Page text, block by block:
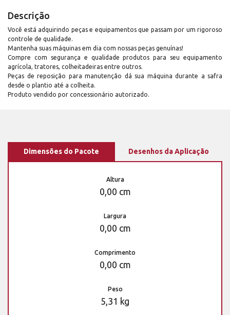
Descrição
Você está adquirindo peças e equipamentos que passam por um rigoroso
controle de qualidade.
Mantenha suas máquinas em dia com nossas peças genuínas!
Compre com segurança e qualidade produtos para seu equipamento
agrícola, tratores, colheitadeiras entre outros.
Peças de reposição para manutenção dá sua máquina durante a safra
desde o plantio até a colheita.
Produto vendido por concessionário autorizado.
Dimensões do Pacote Desenhos da Aplicação
Altura
0,00 cm
Largura
0,00 cm
Comprimento
0,00 cm
Peso
5,31 kg